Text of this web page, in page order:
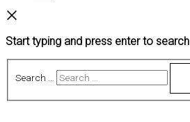
Start typing and press enter to search
Search …